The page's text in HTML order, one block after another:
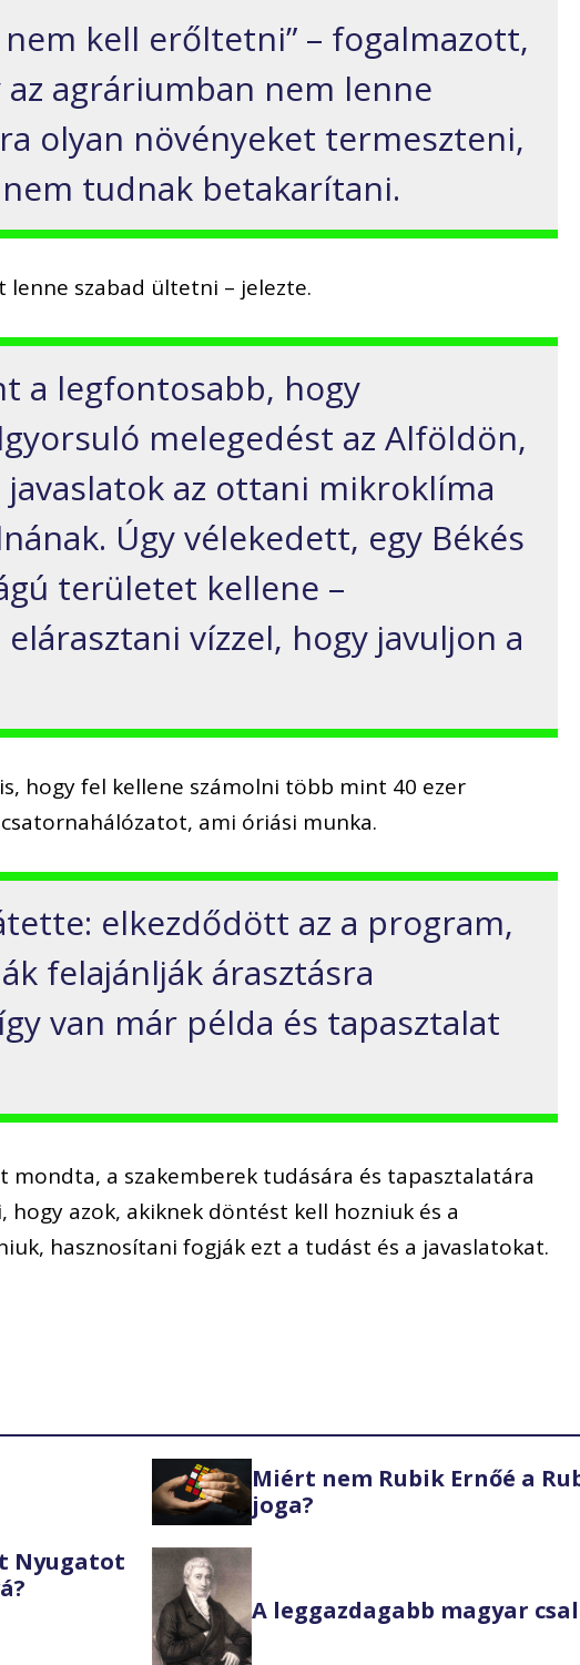
kell erőltetni” – fogalmazott,
agráriumban nem lenne
olyan növényeket termeszteni,
tudnak betakarítani.
szabad ültetni – jelezte.
a legfontosabb, hogy
melegedést az Alföldön,
javaslatok az ottani mikroklíma
Úgy vélekedett, egy Békés
területet kellene –
vízzel, hogy javuljon a
hogy fel kellene számolni több mint 40 ezer
ami óriási munka.
elkezdődött az a program,
felajánlják árasztásra
van már példa és tapasztalat
mondta, a szakemberek tudására és tapasztalatára
hogy azok, akiknek döntést kell hozniuk és a
hasznosítani fogják ezt a tudást és a javaslatokat.
Miért nem Rubik Ernőé a
joga?
Nyugatot
A leggazdagabb magyar